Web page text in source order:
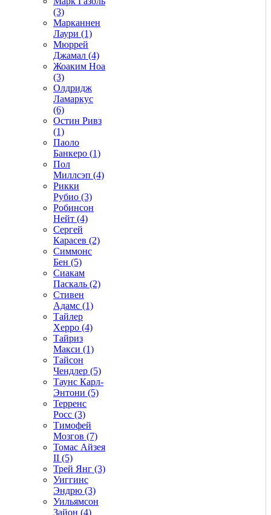
(3)
Марканнен
Лаури (1)
Мюррей
Джамал (4)
Жоаким Ноа
(3)
Олдридж
Ламаркус
(6)
Остин Ривз
(1)
Паоло
Банкеро (1)
Пол
Миллсэп (4)
Рикки
Рубио (3)
Робинсон
Нейт (4)
Сергей
Карасев (2)
Симмонс
Бен (5)
Сиакам
Паскаль (2)
Стивен
Адамс (1)
Тайлер
Херро (4)
Тайриз
Макси (1)
Тайсон
Чендлер (5)
Таунс Карл-
Энтони (5)
Терренс
Росс (3)
Тимофей
Мозгов (7)
Томас Айзея
II (5)
Трей Янг (3)
Уиггинс
Эндрю (3)
Уильямсон
Зайон (4)